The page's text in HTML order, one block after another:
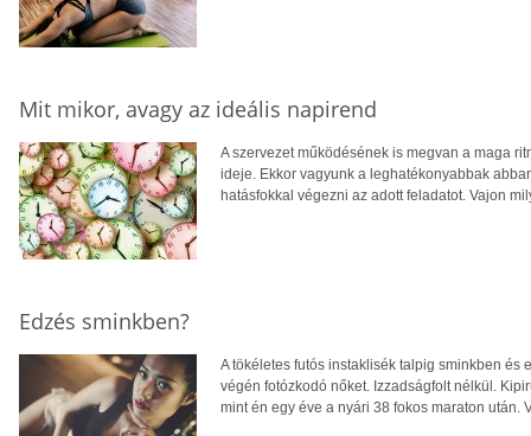
Mit mikor, avagy az ideális napirend
A szervezet működésének is megvan a maga
ideje. Ekkor vagyunk a leghatékonyabbak
hatásfokkal végezni az adott feladatot. Vajon
Edzés sminkben?
A tökéletes futós instaklisék talpig sminkben
végén fotózkodó nőket. Izzadságfolt nélkül.
mint én egy éve a nyári 38 fokos maraton után.